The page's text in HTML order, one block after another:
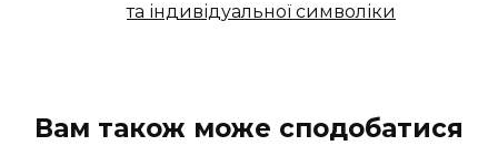
та індивідуальної символіки
Вам також може сподобатися